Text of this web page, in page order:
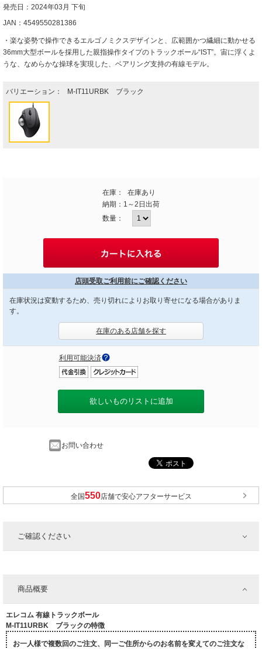
発売日：2024年03月 下旬
JAN：4549550281386
・楽な姿勢で操作できるエルゴノミクスデザインと、広範囲かつ繊細に動かせる
36mm大型ボールを採用した親指操作タイプのトラックボール“IST”。宙に浮くよ
うな、なめらかな操球を実現した、ベアリング支持の有線モデル。
バリエーション： M-IT11URBK ブラック
在庫：
在庫あり
納期： 1～2日出荷
数量：
店頭受取ご利用前にご確認ください
在庫状況は変動するため、売り切れによりお取り寄せになる場合がありま
す。
在庫のある店舗を探す
利用可能決済
欲しいものリストに追加
お問い合わせ
全国 店舗で安心アフターサービス
ご確認ください
商品概要
エレコム 有線トラックボール
M-IT11URBK ブラックの特徴
お一人様で複数回のご注文、同一ご住所からのお名前を変えてのご注文な